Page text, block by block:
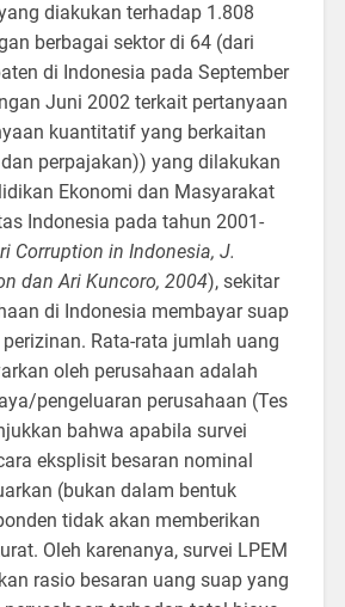
diakukan terhadap 1.808
berbagai sektor di 64 (dari
di Indonesia pada September
Juni 2002 terkait pertanyaan
kuantitatif yang berkaitan
perpajakan)) yang dilakukan
Ekonomi dan Masyarakat
Indonesia pada tahun 2001-
Corruption in Indonesia, J.
dan Ari Kuncoro, 2004), sekitar
di Indonesia membayar suap
Rata-rata jumlah uang
oleh perusahaan adalah
pengeluaran perusahaan (Tes
bahwa apabila survei
eksplisit besaran nominal
(bukan dalam bentuk
tidak akan memberikan
Oleh karenanya, survei LPEM
rasio besaran uang suap yang